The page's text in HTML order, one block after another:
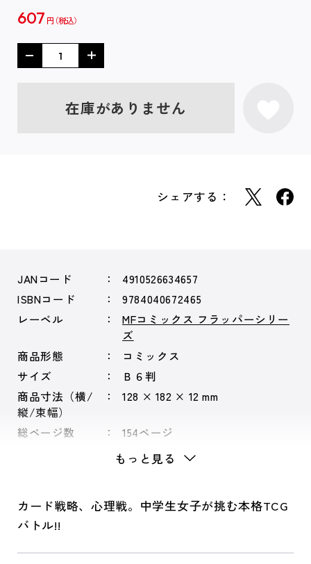
607 円
在庫がありません
シェアする：
JANコード
4910526634657
ISBNコード
9784040672465
レーベル
MFコミックス フラッパーシリー
ズ
商品形態
コミックス
サイズ
Ｂ６判
商品寸法（横/
縦/束幅）
128 × 182 × 12 mm
総ページ数
154ページ
Ｗｉｚａｒｄ’ｓ Ｓｏｕｌ ～
恋の聖戦～
もっと見る
カード戦略、心理戦。中学生女子が挑む本格TCG
バトル!!